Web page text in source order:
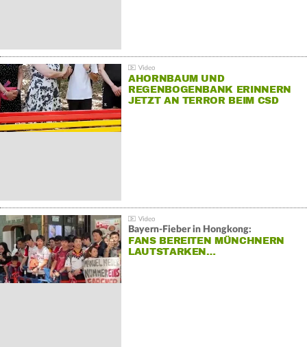
AHORNBAUM UND
REGENBOGENBANK ERINNERN
JETZT AN TERROR BEIM CSD
Bayern-Fieber in Hongkong:
FANS BEREITEN MÜNCHNERN
LAUTSTARKEN…